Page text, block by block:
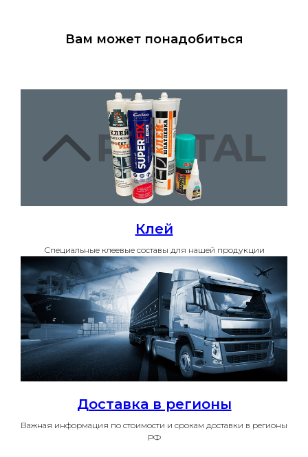
Вам может понадобиться
Клей
Специальные клеевые составы для нашей продукции
Доставка в регионы
Важная информация по стоимости и срокам доставки в регионы
РФ